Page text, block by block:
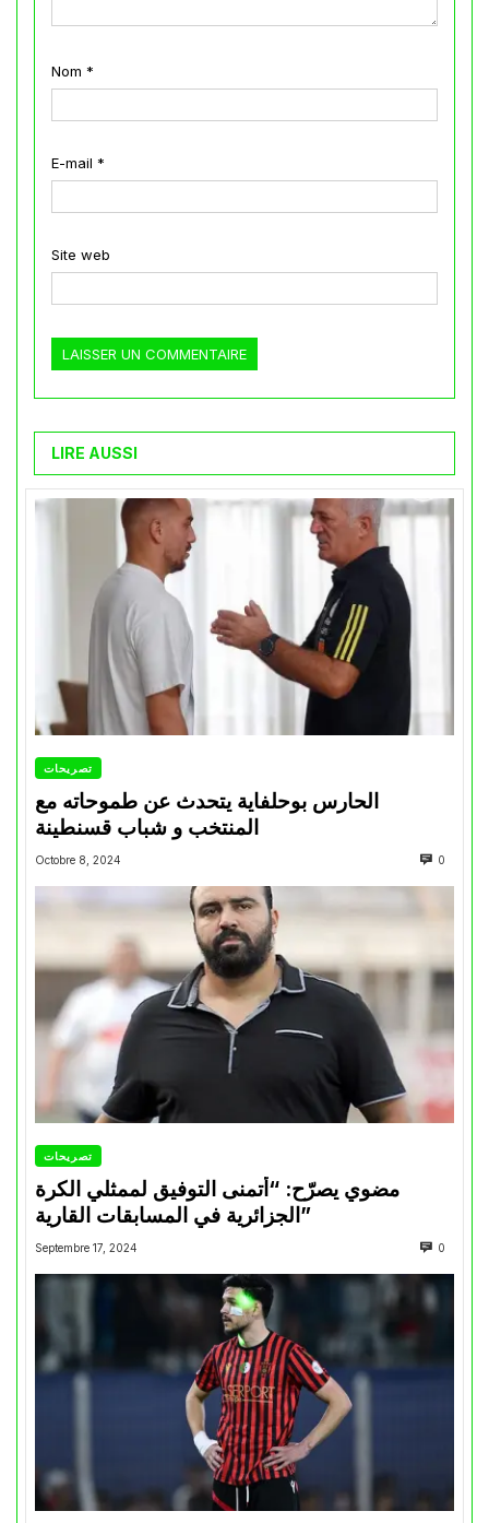
Nom *
E-mail *
Site web
LIRE AUSSI
تصريحات
الحارس بوحلفاية يتحدث عن طموحاته مع
المنتخب و شباب قسنطينة
Octobre 8, 2024 0
تصريحات
مضوي يصرّح: “أتمنى التوفيق لممثلي الكرة
الجزائرية في المسابقات القارية”
Septembre 17, 2024 0